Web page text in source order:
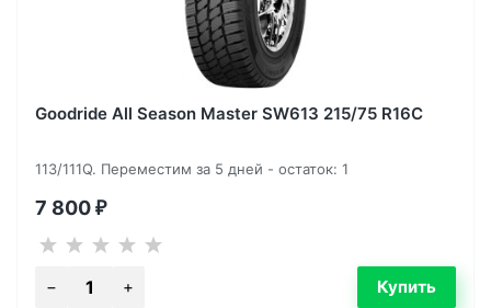
Goodride All Season Master SW613 215/75 R16C
113/111Q. Переместим за 5 дней - остаток: 1
7 800 ₽